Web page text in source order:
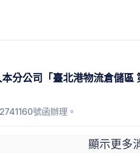
分公司「臺北港物流倉儲
號函辦理。
顯示更多